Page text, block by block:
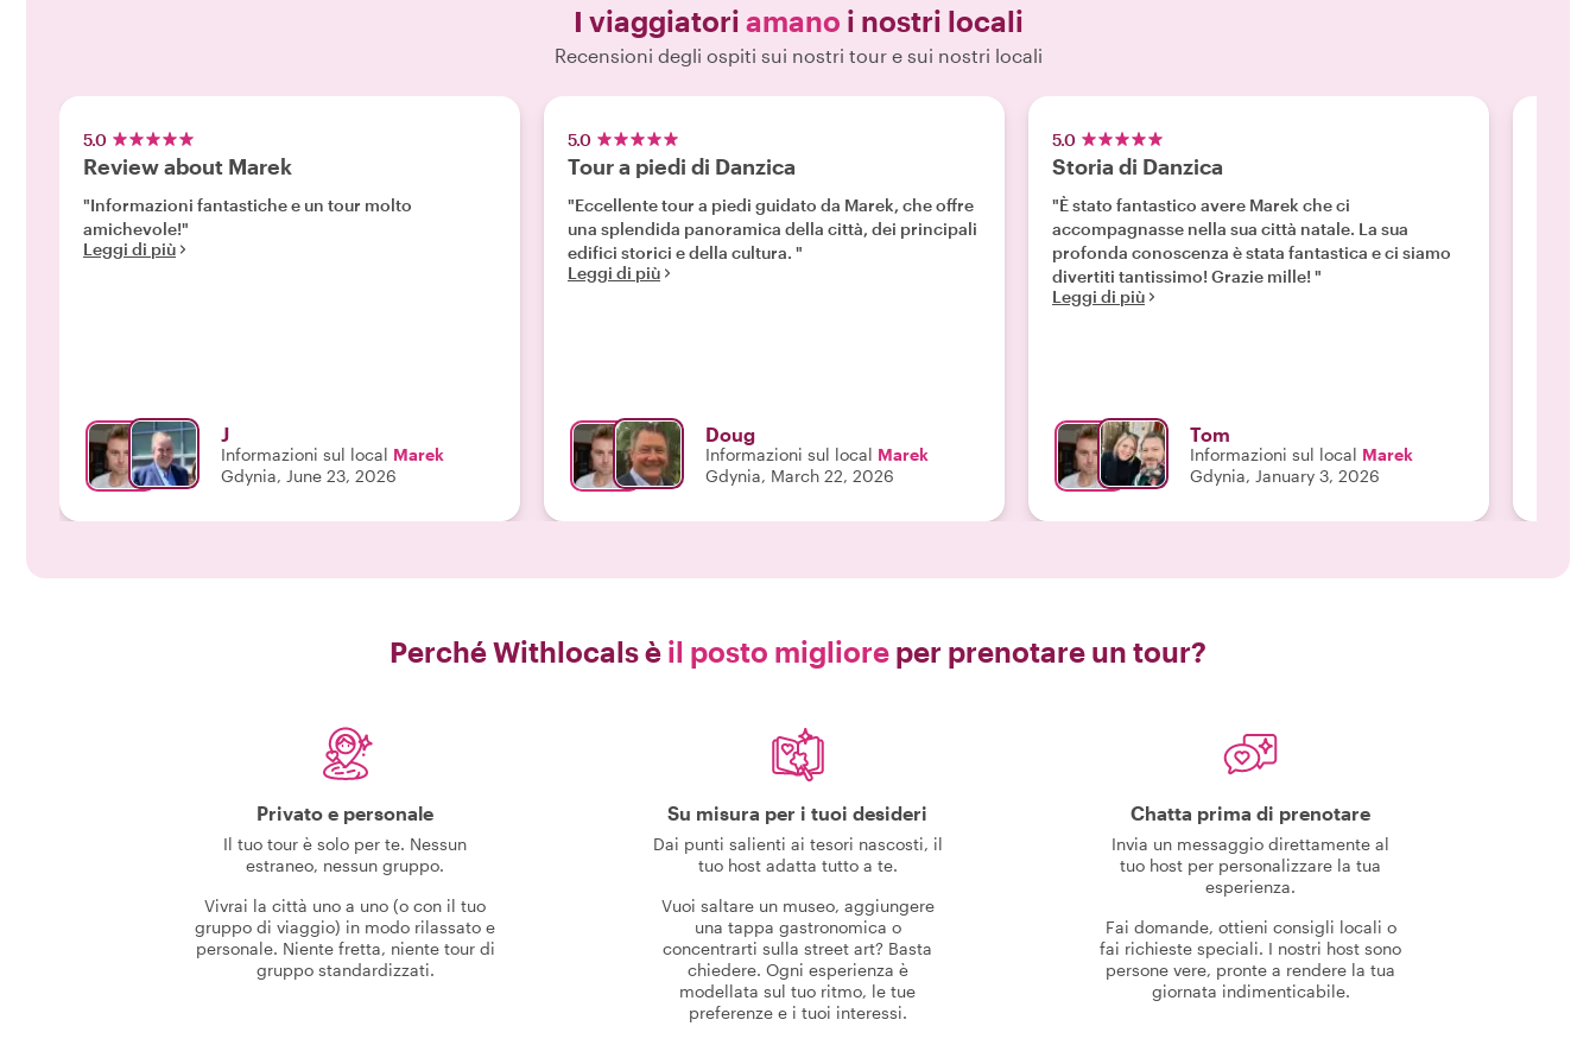
I viaggiatori amano i nostri locali
Recensioni degli ospiti sui nostri tour e sui nostri locali
5.0
Review about Marek
"Informazioni fantastiche e un tour molto
amichevole!"
Leggi di più
J
Informazioni sul local Marek
Gdynia, June 23, 2026
5.0
Tour a piedi di Danzica
"Eccellente tour a piedi guidato da Marek, che offre
una splendida panoramica della città, dei principali
edifici storici e della cultura. "
Leggi di più
Doug
Informazioni sul local Marek
Gdynia, March 22, 2026
5.0
Storia di Danzica
"È stato fantastico avere Marek che ci
accompagnasse nella sua città natale. La sua
profonda conoscenza è stata fantastica e ci siamo
divertiti tantissimo! Grazie mille! "
Leggi di più
Tom
Informazioni sul local Marek
Gdynia, January 3, 2026
Perché Withlocals è il posto migliore per prenotare un tour?
Privato e personale
Il tuo tour è solo per te. Nessun
estraneo, nessun gruppo.
Vivrai la città uno a uno (o con il tuo
gruppo di viaggio) in modo rilassato e
personale. Niente fretta, niente tour di
gruppo standardizzati.
Su misura per i tuoi desideri
Dai punti salienti ai tesori nascosti, il
tuo host adatta tutto a te.
Vuoi saltare un museo, aggiungere
una tappa gastronomica o
concentrarti sulla street art? Basta
chiedere. Ogni esperienza è
modellata sul tuo ritmo, le tue
preferenze e i tuoi interessi.
Chatta prima di prenotare
Invia un messaggio direttamente al
tuo host per personalizzare la tua
esperienza.
Fai domande, ottieni consigli locali o
fai richieste speciali. I nostri host sono
persone vere, pronte a rendere la tua
giornata indimenticabile.